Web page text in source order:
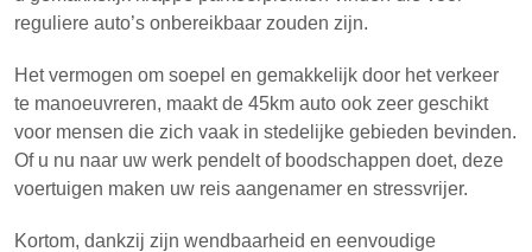
reguliere auto’s onbereikbaar zouden zijn.
Het vermogen om soepel en gemakkelijk door het verkeer
te manoeuvreren, maakt de 45km auto ook zeer geschikt
voor mensen die zich vaak in stedelijke gebieden bevinden.
Of u nu naar uw werk pendelt of boodschappen doet, deze
voertuigen maken uw reis aangenamer en stressvrijer.
Kortom, dankzij zijn wendbaarheid en eenvoudige